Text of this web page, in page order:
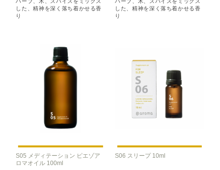
した、精神を深く落ち着かせる香
り
した、精神を深く落ち着かせる香
り
S05 メディテーション ピエゾア
ロマオイル 100ml
S06 スリープ 10ml